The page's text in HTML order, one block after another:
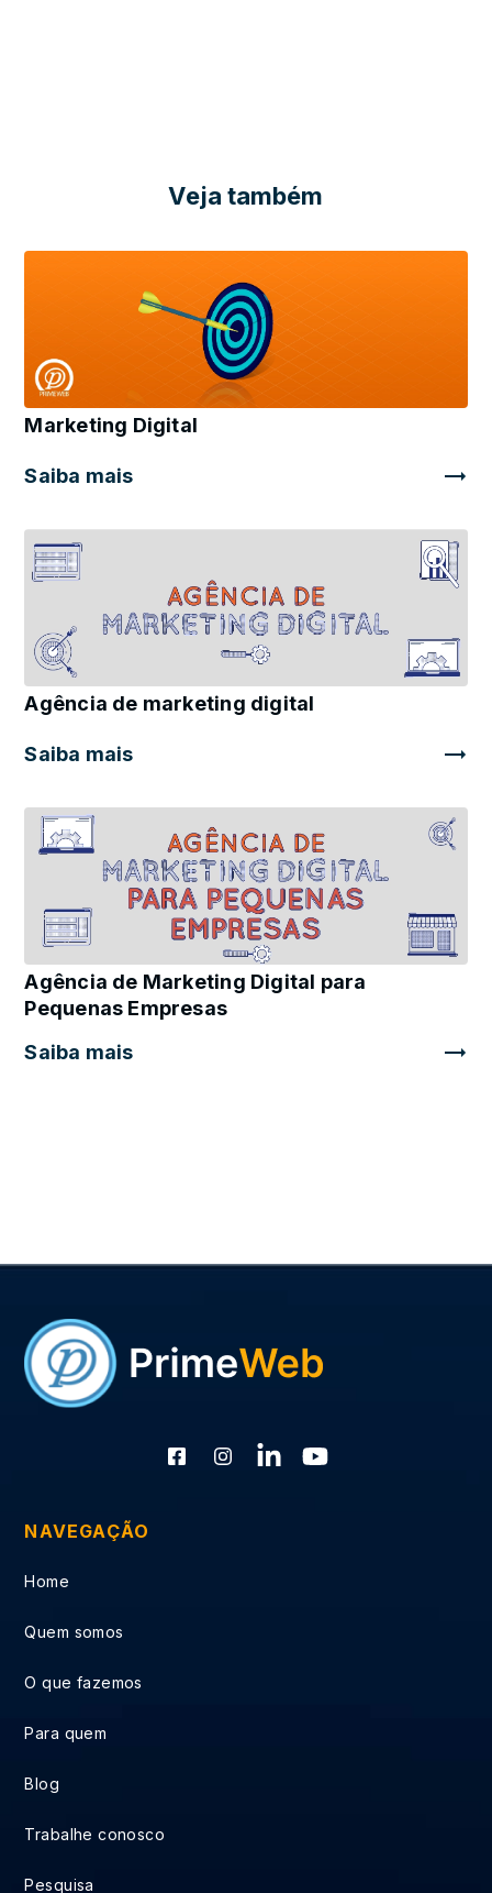
Veja também
Marketing Digital
Saiba mais
Agência de marketing digital
Saiba mais
Agência de Marketing Digital para
Pequenas Empresas
Saiba mais
NAVEGAÇÃO
Home
Quem somos
O que fazemos
Para quem
Blog
Trabalhe conosco
Pesquisa